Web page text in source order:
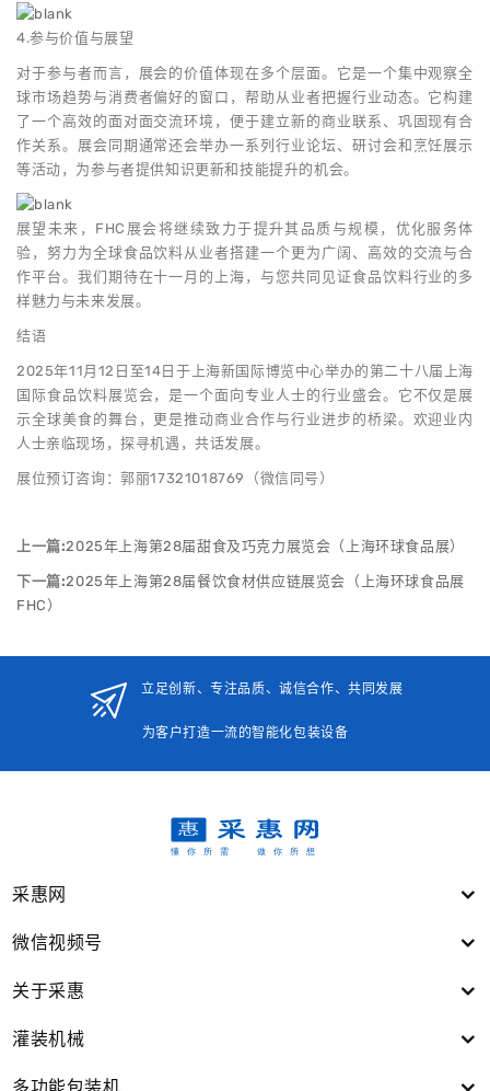
4.参与价值与展望
对于参与者而言，展会的价值体现在多个层面。它是一个集中观察全
球市场趋势与消费者偏好的窗口，帮助从业者把握行业动态。它构建
了一个高效的面对面交流环境，便于建立新的商业联系、巩固现有合
作关系。展会同期通常还会举办一系列行业论坛、研讨会和烹饪展示
等活动，为参与者提供知识更新和技能提升的机会。
展望未来，FHC展会将继续致力于提升其品质与规模，优化服务体
验，努力为全球食品饮料从业者搭建一个更为广阔、高效的交流与合
作平台。我们期待在十一月的上海，与您共同见证食品饮料行业的多
样魅力与未来发展。
结语
2025年11月12日至14日于上海新国际博览中心举办的第二十八届上海
国际食品饮料展览会，是一个面向专业人士的行业盛会。它不仅是展
示全球美食的舞台，更是推动商业合作与行业进步的桥梁。欢迎业内
人士亲临现场，探寻机遇，共话发展。
展位预订咨询：郭丽17321018769（微信同号）
上一篇:2025年上海第28届甜食及巧克力展览会（上海环球食品展）
下一篇:2025年上海第28届餐饮食材供应链展览会（上海环球食品展
FHC）
立足创新、专注品质、诚信合作、共同发展
为客户打造一流的智能化包装设备
采惠网
微信视频号
关于采惠
灌装机械